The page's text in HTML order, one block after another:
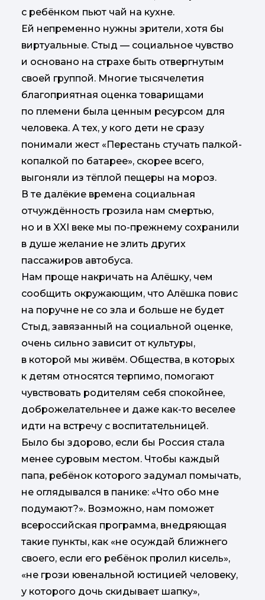
с ребёнком пьют чай на кухне.
Ей непременно нужны зрители, хотя бы
виртуальные. Стыд — социальное чувство
и основано на страхе быть отвергнутым
своей группой. Многие тысячелетия
благоприятная оценка товарищами
по племени была ценным ресурсом для
человека. А тех, у кого дети не сразу
понимали жест «Перестань стучать палкой-
копалкой по батарее», скорее всего,
выгоняли из тёплой пещеры на мороз.
В те далёкие времена социальная
отчуждённость грозила нам смертью,
но и в XXI веке мы по-прежнему сохранили
в душе желание не злить других
пассажиров автобуса.
Нам проще накричать на Алёшку, чем
сообщить окружающим, что Алёшка повис
на поручне не со зла и больше не будет
Стыд, завязанный на социальной оценке,
очень сильно зависит от культуры,
в которой мы живём. Общества, в которых
к детям относятся терпимо, помогают
чувствовать родителям себя спокойнее,
доброжелательнее и даже как-то веселее
идти на встречу с воспитательницей.
Было бы здорово, если бы Россия стала
менее суровым местом. Чтобы каждый
папа, ребёнок которого задумал помычать,
не оглядывался в панике: «Что обо мне
подумают?». Возможно, нам поможет
всероссийская программа, внедряющая
такие пункты, как «не осуждай ближнего
своего, если его ребёнок пролил кисель»,
«не грози ювенальной юстицией человеку,
у которого дочь скидывает шапку»,